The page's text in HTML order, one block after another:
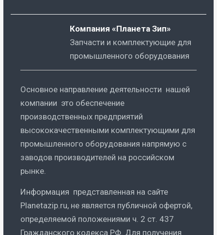
Компания «Планета Зип»
Запчасти и комплектующие для
промышленного оборудования
Основное направление деятельности нашей
компании это обеспечение
производственных предприятий
высококачественными комплектующими для
промышленного оборудования напрямую с
заводов производителей на российском
рынке.
Информация представленная на сайте
Planetazip.ru, не является публичной офертой,
определяемой положениями ч. 2 ст. 437
Гражданского кодекса РФ. Для получения